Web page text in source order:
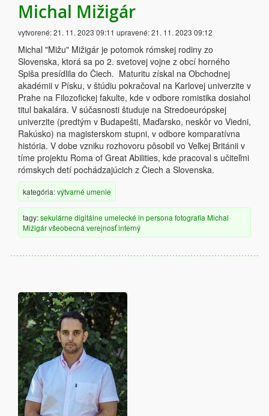
Michal Mižigár
vytvorené:21. 11. 2023 09:11 upravené:21. 11. 2023 09:12
Michal "Mižu" Mižigár je potomok rómskej rodiny zo
Slovenska, ktorá sa po 2. svetovej vojne z obcí horného
Spiša presídlila do Čiech. Maturitu získal na Obchodnej
akadémii v Písku, v štúdiu pokračoval na Karlovej univerzite v
Prahe na Filozofickej fakulte, kde v odbore romistika dosiahol
titul bakalára. V súčasnosti študuje na Stredoeurópskej
univerzite (predtým v Budapešti, Maďarsko, neskôr vo Viedni,
Rakúsko) na magisterskom stupni, v odbore komparatívna
história. V dobe vzniku rozhovoru pôsobil vo Veľkej Británii v
tíme projektu Roma of Great Abilities, kde pracoval s učiteľmi
rómskych detí pochádzajúcich z Čiech a Slovenska.
kategória:výtvarné umenie
tagy:sekulárne digitálne umelecké in persona fotografia Michal
Mižigárvšeobecná verejnosťinterný